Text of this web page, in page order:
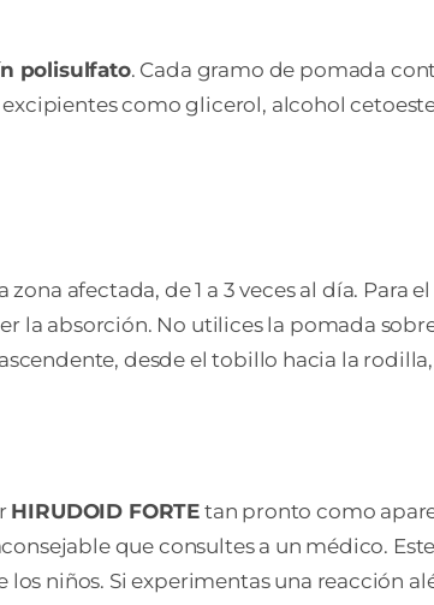
polisulfato. Cada gramo de pomada
como glicerol, alcohol
zona afectada, de 1 a 3 veces al día.
la absorción. No utilices la pomada
desde el tobillo hacia la
HIRUDOID FORTE tan pronto como
que consultes a un médico.
niños. Si experimentas una reacción